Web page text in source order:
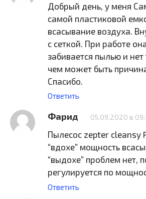
Добрый день, у меня
самой пластиковой
всасывание воздуха.
с сеткой. При работе
забивается пылью и
чем может быть
Спасибо.
Ответить
Фарид 05.09.2020 в
Пылесос zepter cleansy
“вдохе” мощность
“выдохе” проблем нет,
регулируется по
Ответить